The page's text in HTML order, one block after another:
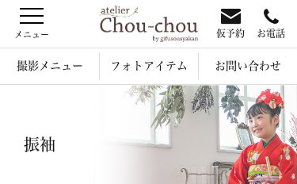
仮予約 お電話
撮影メニュー フォトアイテム お問い合わせ
振袖